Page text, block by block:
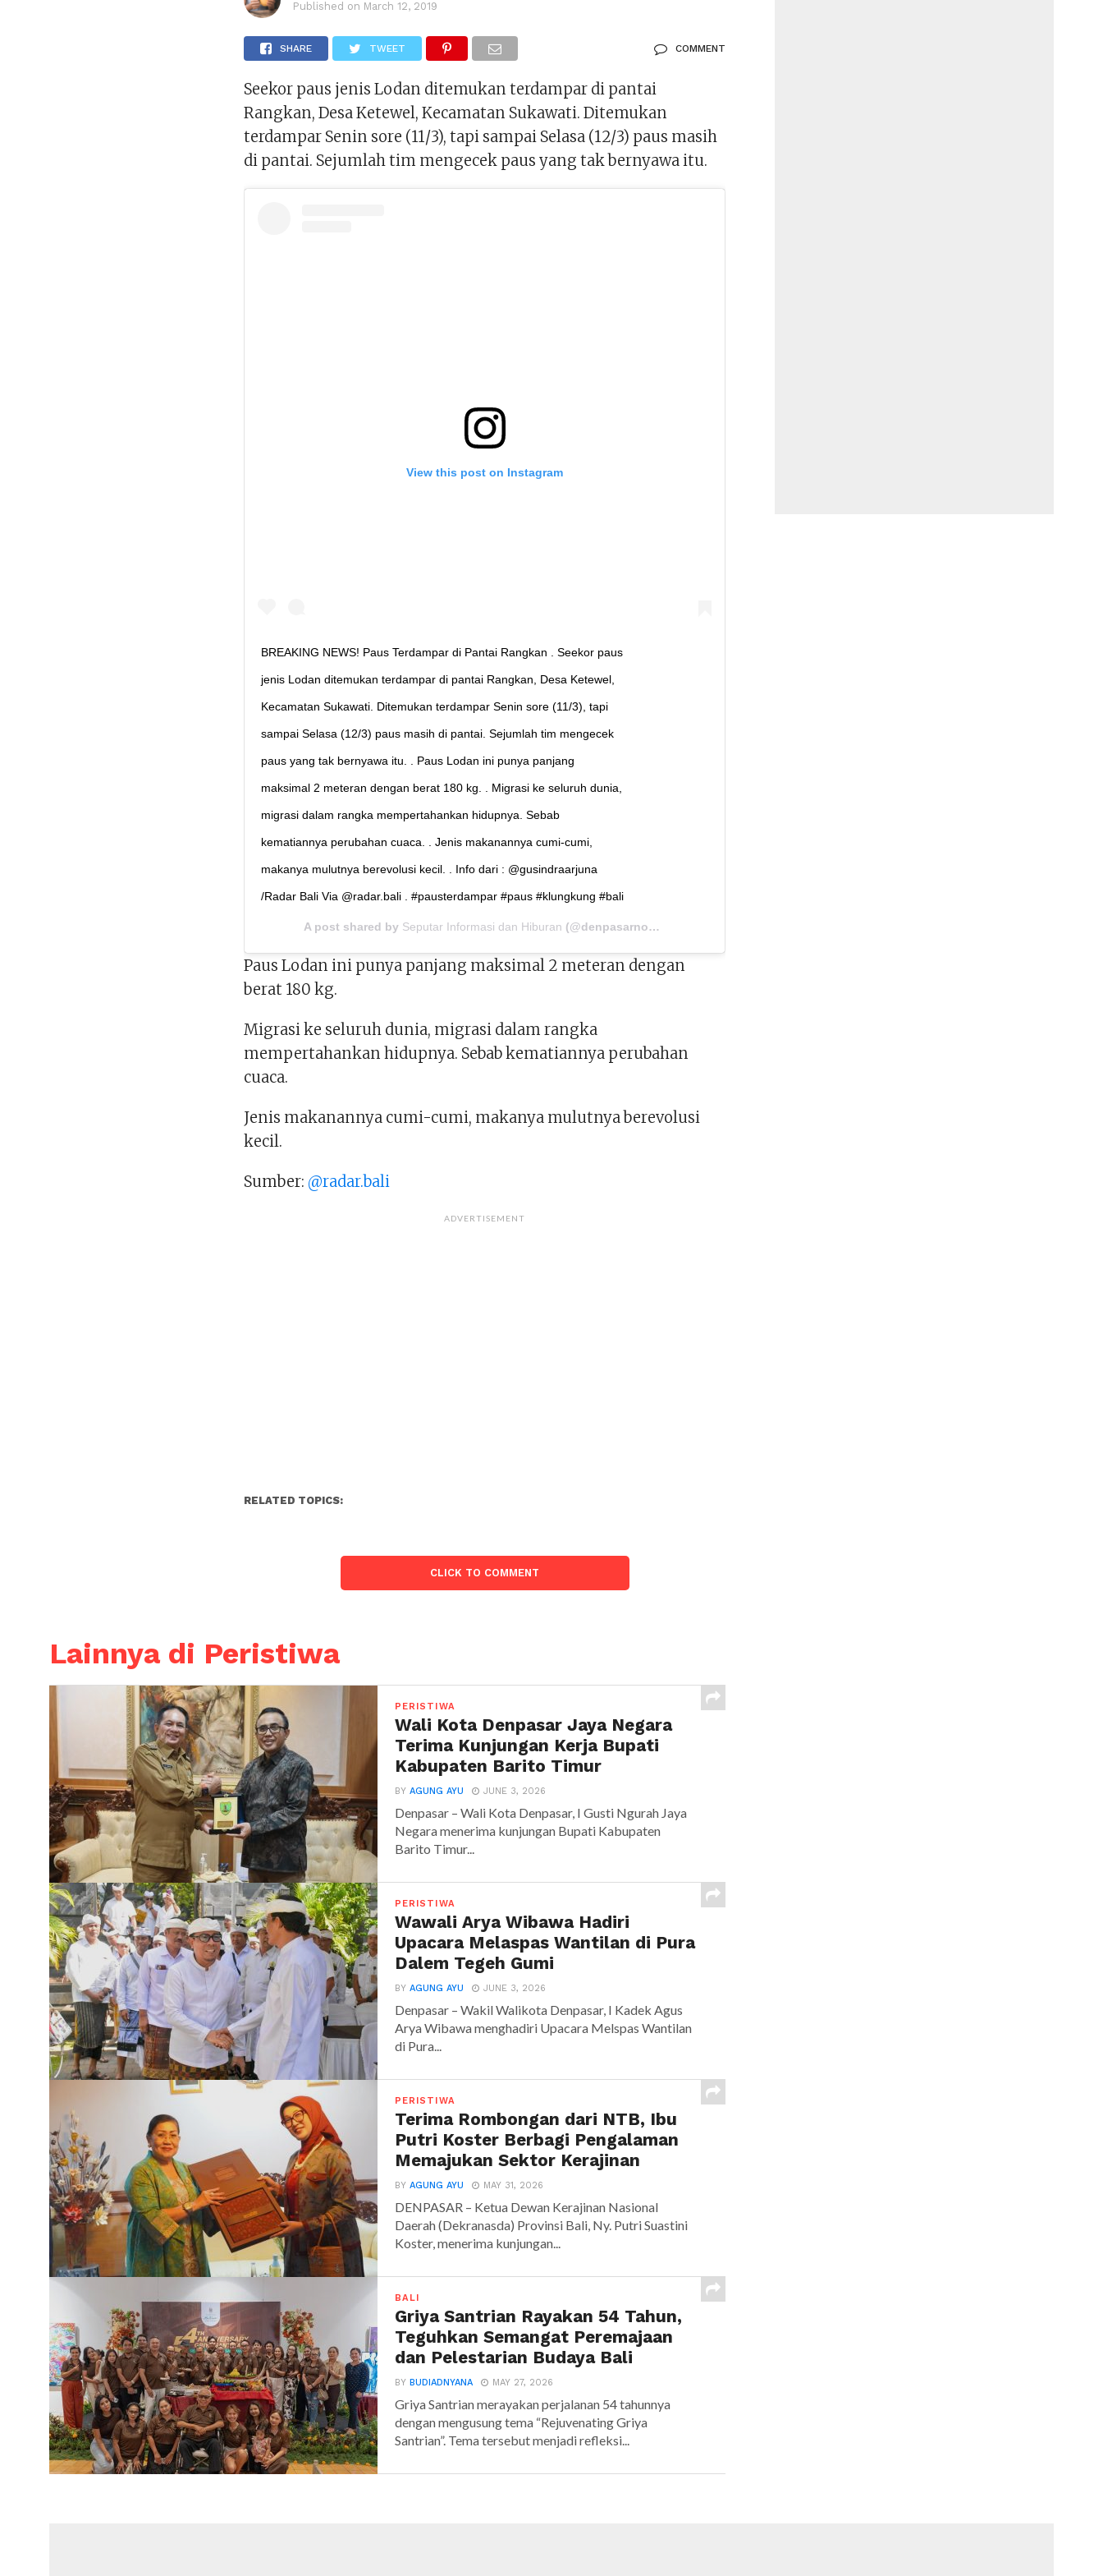
Published on March 12, 2019
SHARE TWEET COMMENT
Seekor paus jenis Lodan ditemukan terdampar di pantai
Rangkan, Desa Ketewel, Kecamatan Sukawati. Ditemukan
terdampar Senin sore (11/3), tapi sampai Selasa (12/3) paus masih
di pantai. Sejumlah tim mengecek paus yang tak bernyawa itu.
View this post on Instagram
BREAKING NEWS! Paus Terdampar di Pantai Rangkan . Seekor paus
jenis Lodan ditemukan terdampar di pantai Rangkan, Desa Ketewel,
Kecamatan Sukawati. Ditemukan terdampar Senin sore (11/3), tapi
sampai Selasa (12/3) paus masih di pantai. Sejumlah tim mengecek
paus yang tak bernyawa itu. . Paus Lodan ini punya panjang
maksimal 2 meteran dengan berat 180 kg. . Migrasi ke seluruh dunia,
migrasi dalam rangka mempertahankan hidupnya. Sebab
kematiannya perubahan cuaca. . Jenis makanannya cumi-cumi,
makanya mulutnya berevolusi kecil. . Info dari : @gusindraarjuna
/Radar Bali Via @radar.bali . #pausterdampar #paus #klungkung #bali
A post shared by Seputar Informasi dan Hiburan (@denpasarnow) on
Paus Lodan ini punya panjang maksimal 2 meteran dengan
berat 180 kg.
Migrasi ke seluruh dunia, migrasi dalam rangka
mempertahankan hidupnya. Sebab kematiannya perubahan
cuaca.
Jenis makanannya cumi-cumi, makanya mulutnya berevolusi
kecil.
Sumber: @radar.bali
ADVERTISEMENT
RELATED TOPICS:
CLICK TO COMMENT
Lainnya di Peristiwa
PERISTIWA
Wali Kota Denpasar Jaya Negara
Terima Kunjungan Kerja Bupati
Kabupaten Barito Timur
BYAGUNG AYU JUNE 3, 2026
Denpasar – Wali Kota Denpasar, I Gusti Ngurah Jaya
Negara menerima kunjungan Bupati Kabupaten
Barito Timur...
PERISTIWA
Wawali Arya Wibawa Hadiri
Upacara Melaspas Wantilan di Pura
Dalem Tegeh Gumi
BYAGUNG AYU JUNE 3, 2026
Denpasar – Wakil Walikota Denpasar, I Kadek Agus
Arya Wibawa menghadiri Upacara Melspas Wantilan
di Pura...
PERISTIWA
Terima Rombongan dari NTB, Ibu
Putri Koster Berbagi Pengalaman
Memajukan Sektor Kerajinan
BYAGUNG AYU MAY 31, 2026
DENPASAR – Ketua Dewan Kerajinan Nasional
Daerah (Dekranasda) Provinsi Bali, Ny. Putri Suastini
Koster, menerima kunjungan...
BALI
Griya Santrian Rayakan 54 Tahun,
Teguhkan Semangat Peremajaan
dan Pelestarian Budaya Bali
BYBUDIADNYANA MAY 27, 2026
Griya Santrian merayakan perjalanan 54 tahunnya
dengan mengusung tema “Rejuvenating Griya
Santrian”. Tema tersebut menjadi refleksi...